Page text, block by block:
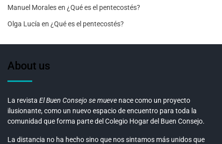
Manuel Moralesen ¿Qué es el pentecostés?
Olga Lucía en ¿Qué es el pentecostés?
About us
La revista El Buen Consejo se mueve nace como un proyecto
ilusionante, como un nuevo espacio de encuentro para toda la
comunidad que forma parte del Colegio Hogar del Buen Consejo.
La distancia no ha hecho sino que nos sintamos más unidos que